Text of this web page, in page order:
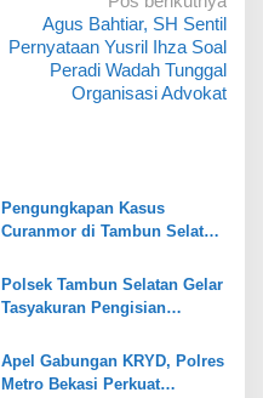
Agus Bahtiar, SH Sentil
Pernyataan Yusril Ihza Soal
Peradi Wadah Tunggal
Organisasi Advokat
Pengungkapan Kasus
Curanmor di Tambun Selatan,
dan Puluhan Amunisi
Polsek Tambun Selatan Gelar
Tasyakuran Pengisian
Karangsatria
Apel Gabungan KRYD, Polres
Metro Bekasi Perkuat